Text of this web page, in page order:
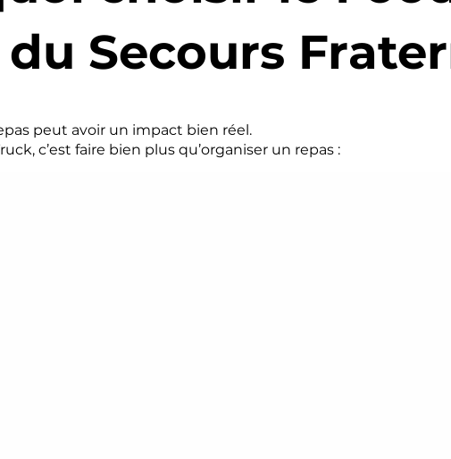
Secours
peut avoir un impact bien réel.
c’est faire bien plus qu’organiser un repas :